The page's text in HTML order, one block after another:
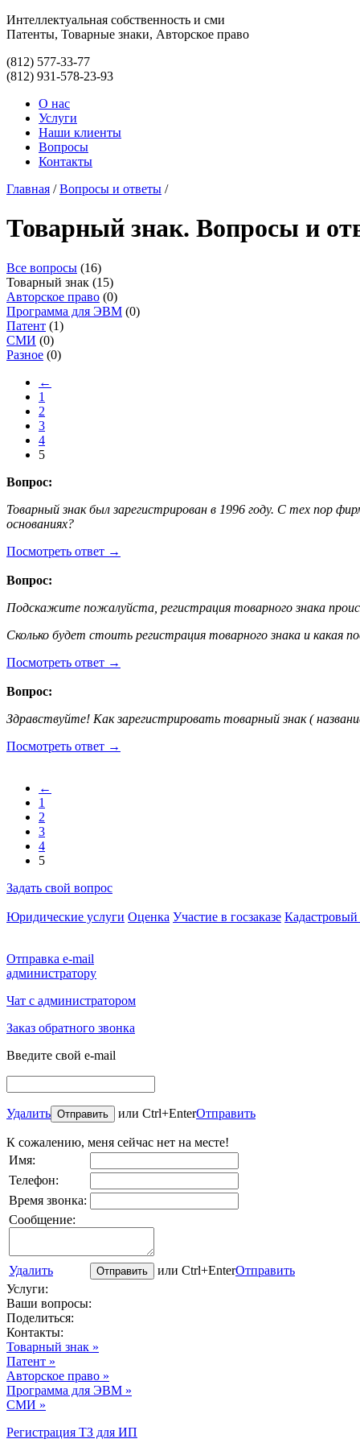
Интеллектуальная собственность и сми
Патенты, Товарные знаки, Авторское право
(812) 577-33-77
(812) 931-578-23-93
О нас
Услуги
Наши клиенты
Вопросы
Контакты
Главная /Вопросы и ответы /
Товарный знак. Вопросы и
Все вопросы (16)
Товарный знак (15)
Авторское право (0)
Программа для ЭВМ (0)
Патент (1)
СМИ (0)
Разное (0)
←
1
2
3
4
5
Вопрос:
Товарный знак был зарегистрирован в 1996 году. С тех пор
основаниях?
Посмотреть ответ →
Вопрос:
Подскажите пожалуйста, регистрация товарного знака
Сколько будет стоить регистрация товарного знака и какая
Посмотреть ответ →
Вопрос:
Здравствуйте! Как зарегистрировать товарный знак (
Посмотреть ответ →
←
1
2
3
4
5
Задать свой вопрос
Юридические услуги Оценка Участие в госзаказе Кадастровый
Отправка e-mail
администратору
Чат с администратором
Заказ обратного звонка
Введите свой e-mail
Удалить или Ctrl+EnterОтправить
К сожалению, меня сейчас нет на месте!
Имя:
Телефон:
Время звонка:
Сообщение:
Удалить или Ctrl+EnterОтправить
Услуги:
Ваши вопросы:
Поделиться:
Контакты:
Товарный знак »
Патент »
Авторское право »
Программа для ЭВМ »
СМИ »
Регистрация ТЗ для ИП